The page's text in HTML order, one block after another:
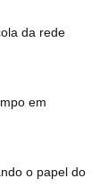
da rede
em
o papel do